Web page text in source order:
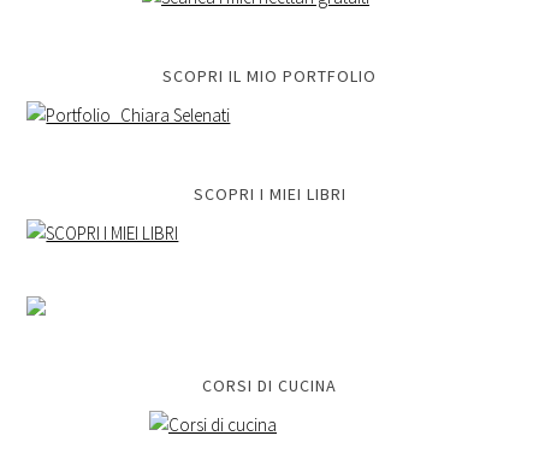
SCOPRI IL MIO PORTFOLIO
SCOPRI I MIEI LIBRI
CORSI DI CUCINA